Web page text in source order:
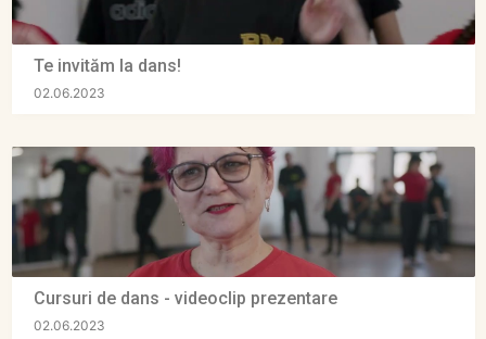
Te invităm la dans!
02.06.2023
Cursuri de dans - videoclip prezentare
02.06.2023